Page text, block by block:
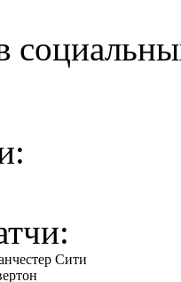
Сити